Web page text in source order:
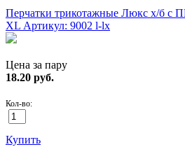
Перчатки трикотажные Люкс х/б с
XL Артикул: 9002 l-lx
Цена за пару
18.20 руб.
Кол-во:
Купить